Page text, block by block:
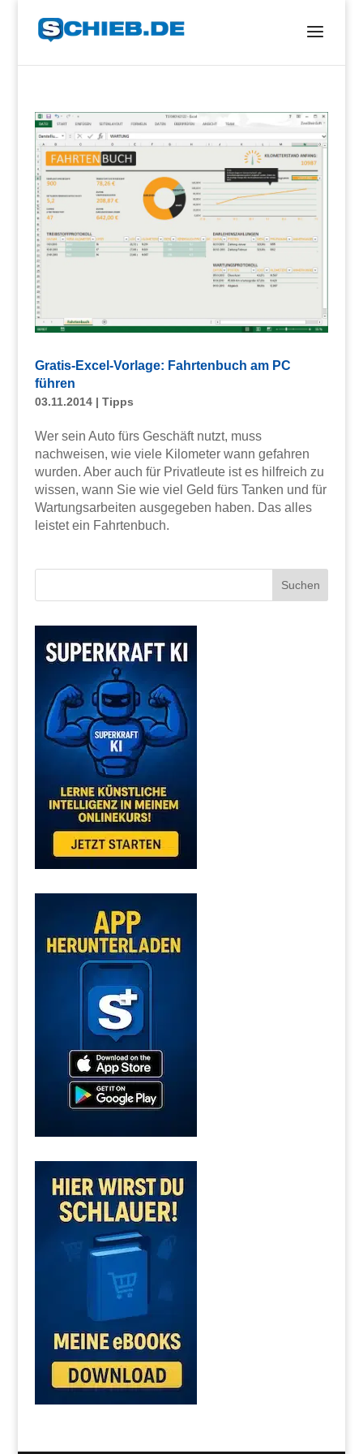
Gratis-Excel-Vorlage: Fahrtenbuch am PC
führen
03.11.2014| Tipps
Wer sein Auto fürs Geschäft nutzt, muss
nachweisen, wie viele Kilometer wann gefahren
wurden. Aber auch für Privatleute ist es hilfreich zu
wissen, wann Sie wie viel Geld fürs Tanken und für
Wartungsarbeiten ausgegeben haben. Das alles
leistet ein Fahrtenbuch.